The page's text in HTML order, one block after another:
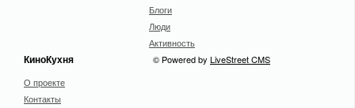
Блоги
Люди
Активность
КиноКухня
О проекте
Контакты
© Powered by LiveStreet CMS